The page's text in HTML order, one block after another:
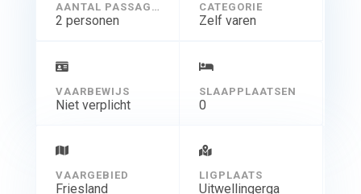
AANTAL PASSAGIERS
2 personen
CATEGORIE
Zelf varen
VAARBEWIJS
Niet verplicht
SLAAPPLAATSEN
0
VAARGEBIED
Friesland
LIGPLAATS
Uitwellingerga